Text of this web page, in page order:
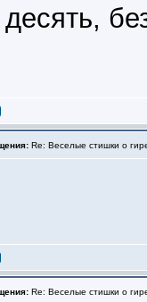
Re: Веселые стишки о
Re: Веселые стишки о